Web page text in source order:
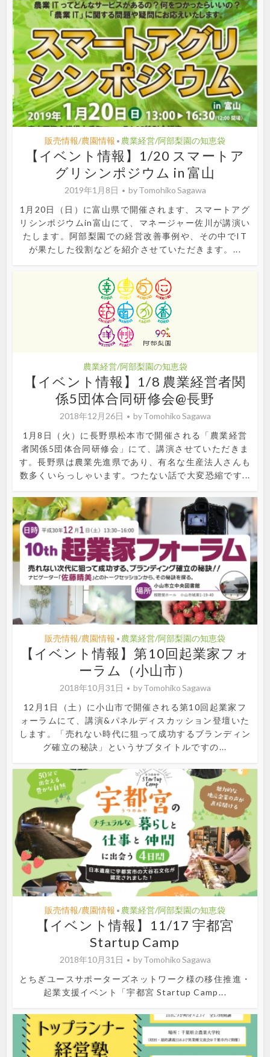
販売情報/農園情報 • 農業経営/阿部梨園の知恵袋
【イベント情報】1/20 スマートア
グリシンポジウム in 富山
2019年1月8日 byTomohiko Sagawa
1月20日（日）に富山県で開催されます、スマートアグ
リシンポジウムin富山にて、マネージャー佐川が講演い
たします。阿部梨園での経営改善事例や、その中でIT
が果たした役割などを紹介させていただきます。...
農業経営/阿部梨園の知恵袋
【イベント情報】1/8 農業経営者関
係5団体合同研修会@長野
2018年12月26日 byTomohiko Sagawa
1月8日（火）に長野県松本市で開催される「農業経営
者関係5団体合同研修会」にて、講演させていただきま
す。長野県は農業先進県であり、有名な生産法人さんも
数多くいらっしゃいます。つたない話で大変恐縮です...
販売情報/農園情報 • 農業経営/阿部梨園の知恵袋
【イベント情報】第10回起業家フォ
ーラム（小山市）
2018年10月31日 byTomohiko Sagawa
12月1日（土）に小山市で開催される第10回起業家フ
ォーラムにて、講演&パネルディスカッション登壇いた
します。「売れない時代に狙って成功するブランディン
グ確立の秘訣」というサブタイトルですの...
販売情報/農園情報 • 農業経営/阿部梨園の知恵袋
【イベント情報】11/17 宇都宮
Startup Camp
2018年10月31日 byTomohiko Sagawa
とちぎユースサポーターズネットワーク様の移住推進・
起業支援イベント「宇都宮 Startup Camp...